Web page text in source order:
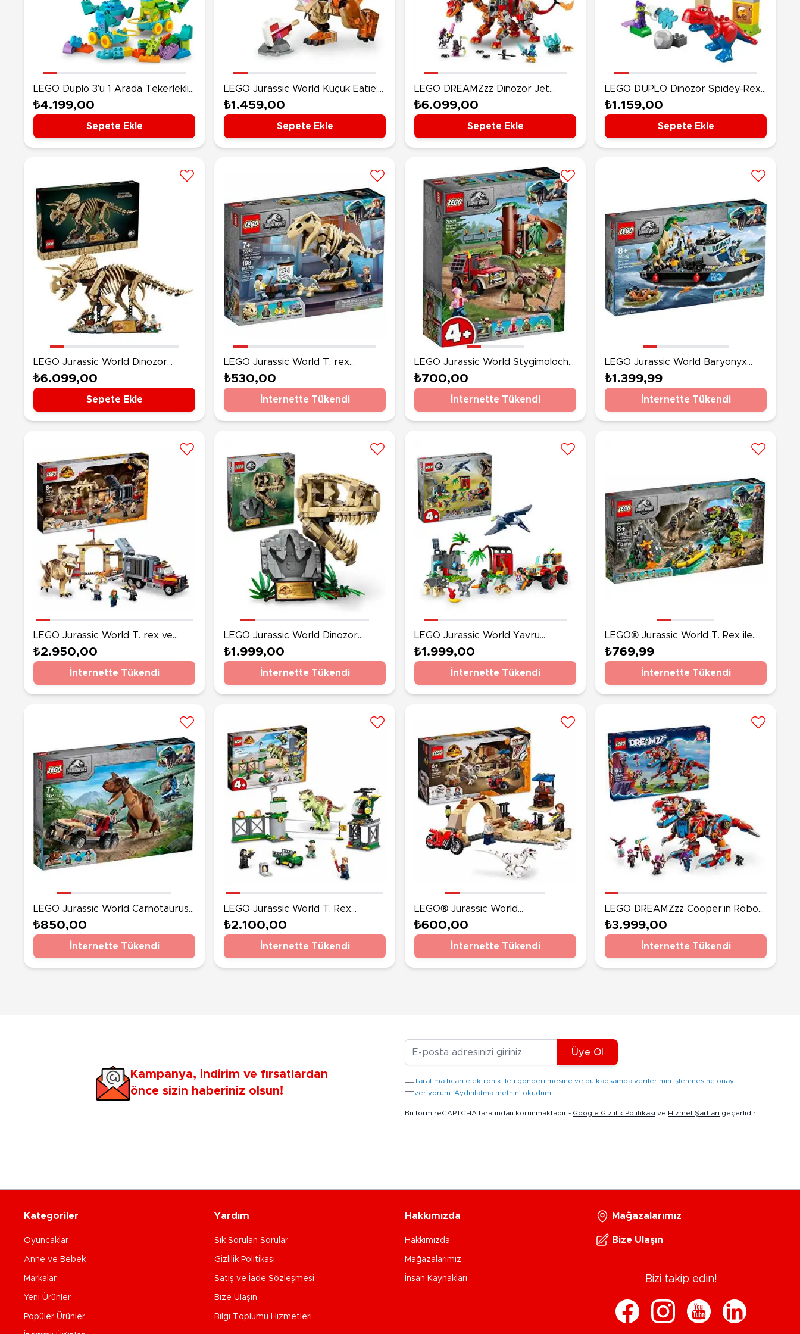
LEGO Duplo 3’ü 1 Arada Tekerlekli
Dinozorlar 10451
₺4.199,00
Sepete Ekle
LEGO Jurassic World Küçük Eatie:
T. Rex 76967
₺1.459,00
Sepete Ekle
LEGO DREAMZzz Dinozor Jet
71514
₺6.099,00
Sepete Ekle
LEGO DUPLO Dinozor Spidey-Rex,
Yeşil Goblin’e Karşı 10463
₺1.159,00
Sepete Ekle
LEGO Jurassic World Dinozor
Fosilleri: Triceratops 77985
₺6.099,00
Sepete Ekle
LEGO Jurassic World T. rex
Dinozor Fosili Sergisi 76940
₺530,00
İnternette Tükendi
LEGO Jurassic World Stygimoloch
Dinozor Kaçışı 76939
₺700,00
İnternette Tükendi
LEGO Jurassic World Baryonyx
Dinozor Teknesinden Kaçış 76942
₺1.399,99
İnternette Tükendi
LEGO Jurassic World T. rex ve
Atrociraptor Dinozor Kaçışı 76948
₺2.950,00
İnternette Tükendi
LEGO Jurassic World Dinozor
Fosilleri: T. Rex Kafatası 76964
₺1.999,00
İnternette Tükendi
LEGO Jurassic World Yavru
Dinozor Kurtarma Merkezi 76963
₺1.999,00
İnternette Tükendi
LEGO® Jurassic World T. Rex ile
Dinozor Robotu Savaşı 75938
₺769,99
İnternette Tükendi
LEGO Jurassic World Carnotaurus
Dinozor Takibi 76941
₺850,00
İnternette Tükendi
LEGO Jurassic World T. Rex
Dinozor Kaçışı 76944
₺2.100,00
İnternette Tükendi
LEGO® Jurassic World
Atrociraptor Dinozor Motosiklet
Takibi 76945
₺600,00
İnternette Tükendi
LEGO DREAMZzz Cooper’ın Robot
Dinozoru C-Rex 71484
₺3.999,00
İnternette Tükendi
Kampanya, indirim ve fırsatlardan
önce sizin haberiniz olsun!
Üye Ol
Tarafıma ticari elektronik ileti gönderilmesine ve bu kapsamda verilerimin işlenmesine onay
veriyorum. Aydınlatma metnini okudum.
Bu form reCAPTCHA tarafından korunmaktadır - Google Gizlilik Politikası ve Hizmet Şartları geçerlidir.
Kategoriler
Oyuncaklar
Anne ve Bebek
Markalar
Yeni Ürünler
Popüler Ürünler
Yardım
Sık Sorulan Sorular
Gizlilik Politikası
Satış ve İade Sözleşmesi
Bize Ulaşın
Bilgi Toplumu Hizmetleri
Hakkımızda
Hakkımızda
Mağazalarımız
İnsan Kaynakları
Mağazalarımız
Bize Ulaşın
Bizi takip edin!